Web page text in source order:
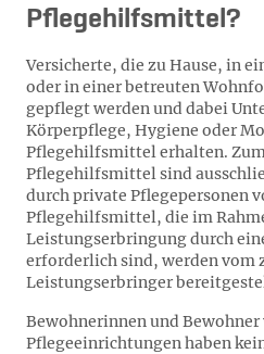
Pflegehilfsmittel?
Versicherte, die zu Hause, in
oder in einer betreuten
gepflegt werden und dabei
Körperpflege, Hygiene oder
Pflegehilfsmittel erhalten.
Pflegehilfsmittel sind
durch private Pflegepersonen
Pflegehilfsmittel, die im
Leistungserbringung durch
erforderlich sind, werden vom
Leistungserbringer
Bewohnerinnen und
Pflegeeinrichtungen haben